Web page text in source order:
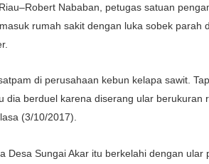
Nababan, petugas satuan
rumah sakit dengan luka sobek parah
di perusahaan kebun kelapa sawit.
dia berduel karena diserang ular berukuran
(3/10/2017).
Desa Sungai Akar itu berkelahi dengan